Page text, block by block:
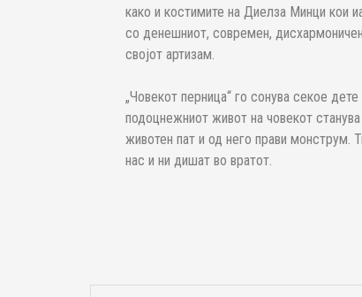
како и костимите на Диелза Минци кои
со денешниот, современ,
својот артизам.
„Човекот перница“ го сонува секое
подоцнежниот живот на човекот
животен пат и од него прави
нас и ни дишат во вратот.